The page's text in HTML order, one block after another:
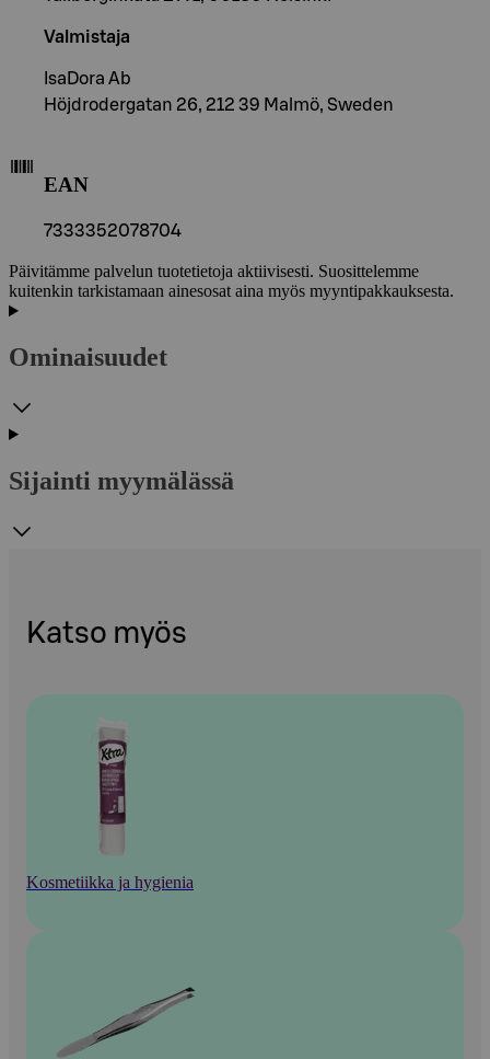
Valmistaja
IsaDora Ab
Höjdrodergatan 26, 212 39 Malmö, Sweden
EAN
7333352078704
Päivitämme palvelun tuotetietoja aktiivisesti. Suosittelemme
kuitenkin tarkistamaan ainesosat aina myös myyntipakkauksesta.
Ominaisuudet
Sijainti myymälässä
Katso myös
Kosmetiikka ja hygienia